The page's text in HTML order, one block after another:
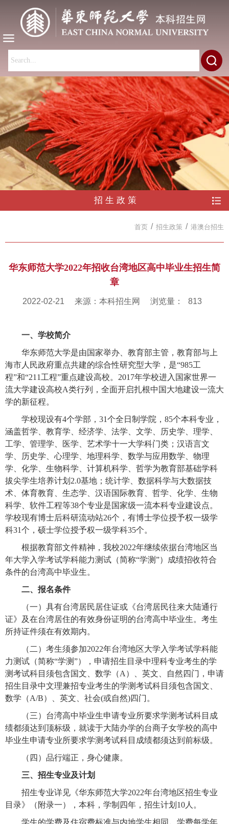
招生政策
首页 / 招生政策 / 港澳台招生
华东师范大学2022年招收台湾地区高中毕业生招生简
章
2022-02-21 来源：本科招生网 浏览量： 813
一、学校简介
华东师范大学是由国家举办、教育部主管，教育部与上
海市人民政府重点共建的综合性研究型大学， 是“985工
程”和“211 工程”重点建设高校。 2017年学校进入国家世界一
流大学建设高校A类行列，全面开启扎根中国大地建设一流大
学的新征程。
学校现设有4个学部， 31个全日制学院， 85个本科专业，
涵盖哲学、教育学、经济学、法学、文学、历史学、理学、
工学、管理学、医学、艺术学十一大学科门类；汉语言文
学、历史学、心理学、地理科学、数学与应用数学、物理
学、化学、生物科学、计算机科学、哲学为教育部基础学科
拔尖学生培养计划 2.0基地；统计学、数据科学与大数据技
术、体育教育、生态学、汉语国际教育、哲学、化学、生物
科学、软件工程等38个专业是国家级一流本科专业建设点。
学校现有博士后科研流动站26个，有博士学位授予权一级学
科31个，硕士学位授予权一级学科35个。
根据教育部文件精神，我校2022年继续依据台湾地区当
年大学入学考试学科能力测试（简称“学测”）成绩招收符合
条件的台湾高中毕业生。
二、报名条件
（一）具有台湾居民居住证或《台湾居民往来大陆通行
证》及在台湾居住的有效身份证明的台湾高中毕业生。 考生
所持证件须在有效期内。
（二）考生须参加2022年台湾地区大学入学考试学科能
力测试（简称“学测”），申请招生目录中理科专业考生的学
测考试科目须包含国文、数学（A ）、英文、自然四门，申请
招生目录中文理兼招专业考生的学测考试科目须包含国文、
数学（A/B）、英文、社会(或自然)四门。
（三）台湾高中毕业生申请专业所要求学测考试科目成
绩都须达到顶标级，就读于大陆办学的台商子女学校的高中
毕业生申请专业所要求学测考试科目成绩都须达到前标级。
（四）品行端正，身心健康。
三、招生专业及计划
招生专业详见《华东师范大学2022年台湾地区招生专业
目录》（附录一），本科，学制四年，招生计划 10 人。
学生的学费及住宿费标准与内地学生相同。学费每学年